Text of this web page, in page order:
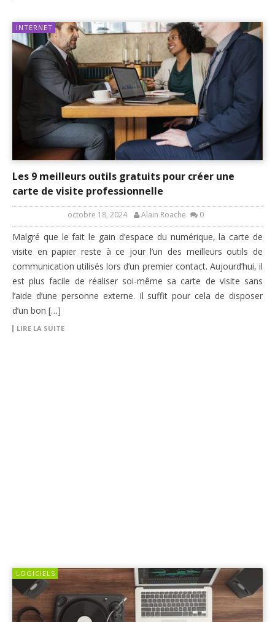
INTERNET
Les 9 meilleurs outils gratuits pour créer une
carte de visite professionnelle
octobre 18, 2024 Alain Roache 0
Malgré que le fait le gain d’espace du numérique, la carte de
visite en papier reste à ce jour l’un des meilleurs outils de
communication utilisés lors d’un premier contact. Aujourd’hui, il
est plus facile de réaliser soi-même sa carte de visite sans
l’aide d’une personne externe. Il suffit pour cela de disposer
d’un bon […]
LIRE LA SUITE
LOGICIELS